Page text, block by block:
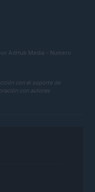
AdHub Media - Numero
con el soporte de
con autores